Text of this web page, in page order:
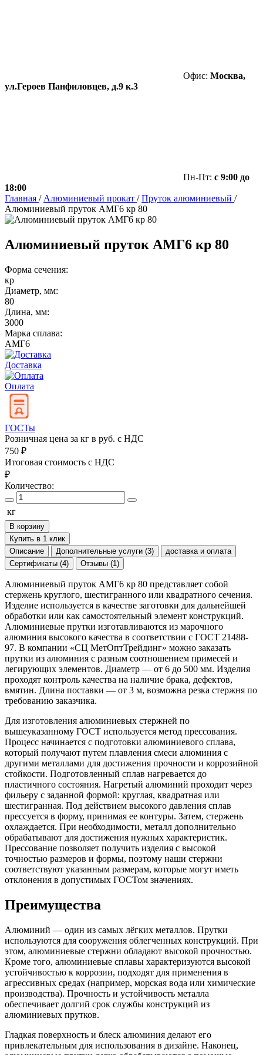
Офис: Москва,
ул.Героев Панфиловцев, д.9 к.3
Пн-Пт: с 9:00 до
18:00
Главная / Алюминиевый прокат / Пруток алюминиевый /
Алюминиевый пруток АМГ6 кр 80
Алюминиевый пруток АМГ6 кр 80
Форма сечения:
кр
Диаметр, мм:
80
Длина, мм:
3000
Марка сплава:
АМГ6
Доставка
Оплата
ГОСТы
Розничная цена за кг в руб. с НДС
750 ₽
Итоговая стоимость с НДС
₽
Количество:
кг
В корзину
Купить в 1 клик
Описание
Дополнительные услуги (3)
доставка и оплата
Сертификаты (4)
Отзывы (1)
Алюминиевый пруток АМГ6 кр 80 представляет собой
стержень круглого, шестигранного или квадратного сечения.
Изделие используется в качестве заготовки для дальнейшей
обработки или как самостоятельный элемент конструкций.
Алюминиевые прутки изготавливаются из марочного
алюминия высокого качества в соответствии с ГОСТ 21488-
97. В компании «СЦ МетОптТрейдинг» можно заказать
прутки из алюминия с разным соотношением примесей и
легирующих элементов. Диаметр — от 6 до 500 мм. Изделия
проходят контроль качества на наличие брака, дефектов,
вмятин. Длина поставки — от 3 м, возможна резка стержня по
требованию заказчика.
Для изготовления алюминиевых стержней по
вышеуказанному ГОСТ используется метод прессования.
Процесс начинается с подготовки алюминиевого сплава,
который получают путем плавления смеси алюминия с
другими металлами для достижения прочности и коррозийной
стойкости. Подготовленный сплав нагревается до
пластичного состояния. Нагретый алюминий проходит через
фильеру с заданной формой: круглая, квадратная или
шестигранная. Под действием высокого давления сплав
прессуется в форму, принимая ее контуры. Затем, стержень
охлаждается. При необходимости, металл дополнительно
обрабатывают для достижения нужных характеристик.
Прессование позволяет получить изделия с высокой
точностью размеров и формы, поэтому наши стержни
соответствуют указанным размерам, которые могут иметь
отклонения в допустимых ГОСТом значениях.
Преимущества
Алюминий — один из самых лёгких металлов. Прутки
используются для сооружения облегченных конструкций. При
этом, алюминиевые стержни обладают высокой прочностью.
Кроме того, алюминиевые сплавы характеризуются высокой
устойчивостью к коррозии, подходят для применения в
агрессивных средах (например, морская вода или химические
производства). Прочность и устойчивость металла
обеспечивает долгий срок службы конструкций из
алюминиевых прутков.
Гладкая поверхность и блеск алюминия делают его
привлекательным для использования в дизайне. Наконец,